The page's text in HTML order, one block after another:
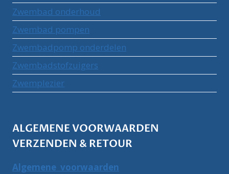
Zwembad onderhoud
Zwembad pompen
Zwembadpomp onderdelen
Zwembadstofzuigers
Zwemplezier
ALGEMENE VOORWAARDEN
VERZENDEN & RETOUR
Algemene voorwaarden